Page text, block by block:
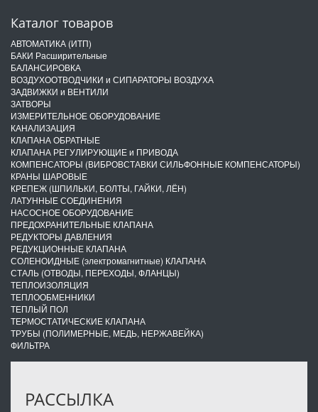
Каталог товаров
АВТОМАТИКА (ИТП)
БАКИ Расширительные
БАЛАНСИРОВКА
ВОЗДУХООТВОДЧИКИ и СИПАРАТОРЫ ВОЗДУХА
ЗАДВИЖКИ и ВЕНТИЛИ
ЗАТВОРЫ
ИЗМЕРИТЕЛЬНОЕ ОБОРУДОВАНИЕ
КАНАЛИЗАЦИЯ
КЛАПАНА ОБРАТНЫЕ
КЛАПАНА РЕГУЛИРУЮЩИЕ и ПРИВОДА
КОМПЕНСАТОРЫ (ВИБРОВСТАВКИ СИЛЬФОННЫЕ КОМПЕНСАТОРЫ)
КРАНЫ ШАРОВЫЕ
КРЕПЕЖ (ШПИЛЬКИ, БОЛТЫ, ГАЙКИ, ЛЁН)
ЛАТУННЫЕ СОЕДИНЕНИЯ
НАСОСНОЕ ОБОРУДОВАНИЕ
ПРЕДОХРАНИТЕЛЬНЫЕ КЛАПАНА
РЕДУКТОРЫ ДАВЛЕНИЯ
РЕДУКЦИОННЫЕ КЛАПАНА
СОЛЕНОИДНЫЕ (электромагнитные) КЛАПАНА
СТАЛЬ (ОТВОДЫ, ПЕРЕХОДЫ, ФЛАНЦЫ)
ТЕПЛОИЗОЛЯЦИЯ
ТЕПЛООБМЕННИКИ
ТЕПЛЫЙ ПОЛ
ТЕРМОСТАТИЧЕСКИЕ КЛАПАНА
ТРУБЫ (ПОЛИМЕРНЫЕ, МЕДЬ, НЕРЖАВЕЙКА)
ФИЛЬТРА
РАССЫЛКА